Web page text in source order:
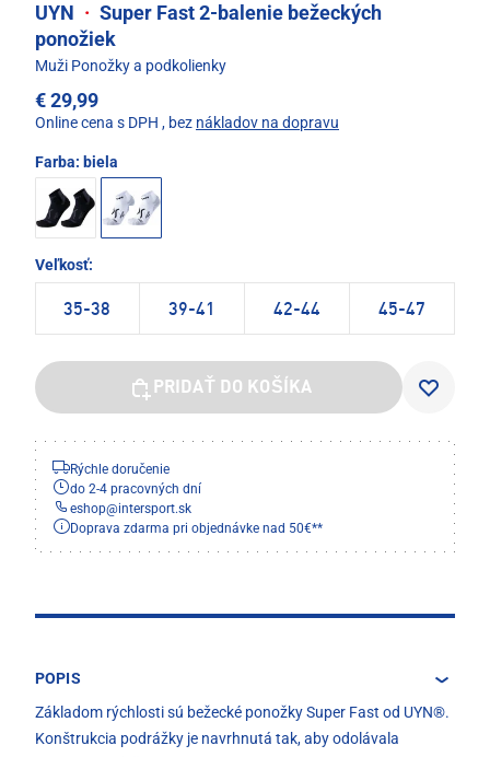
UYN · Super Fast 2-balenie bežeckých
ponožiek
Muži Ponožky a podkolienky
€ 29,99
Online cena s DPH , bez nákladov na dopravu
Farba: biela
Veľkosť:
35-38 39-41 42-44 45-47
PRIDAŤ DO KOŠÍKA
Rýchle doručenie
do 2-4 pracovných dní
eshop@intersport.sk
Doprava zdarma pri objednávke nad 50€**
POPIS
Základom rýchlosti sú bežecké ponožky Super Fast od UYN®.
Konštrukcia podrážky je navrhnutá tak, aby odolávala